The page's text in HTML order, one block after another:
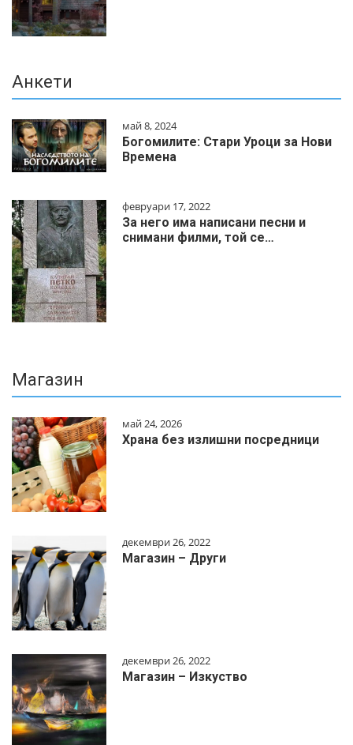
Анкети
май 8, 2024
Богомилите: Стари Уроци за Нови
Времена
февруари 17, 2022
За него има написани песни и
снимани филми, той се…
Магазин
май 24, 2026
Храна без излишни посредници
декември 26, 2022
Магазин – Други
декември 26, 2022
Магазин – Изкуство